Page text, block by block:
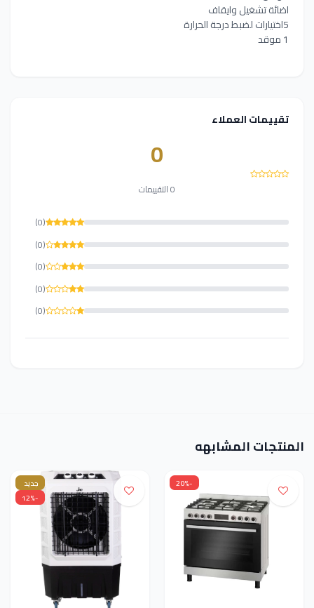
اضائة تشغيل وايقاف
5اختيارات لضبط درجة الحرارة
1 موقد
تقييمات العملاء
0
0 التقييمات
(0)
(0)
(0)
(0)
(0)
المنتجات المشابهه
-20%
جديد
-12%